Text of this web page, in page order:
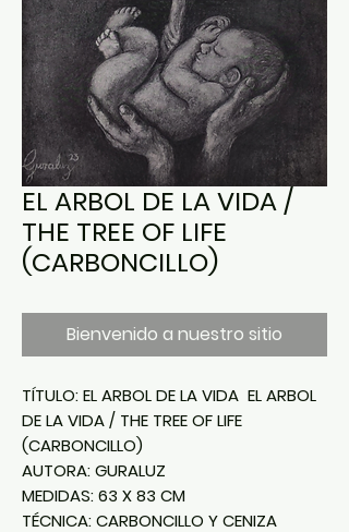
EL ARBOL DE LA VIDA /
THE TREE OF LIFE
(CARBONCILLO)
Bienvenido a nuestro sitio
TÍTULO: EL ARBOL DE LA VIDA EL ARBOL
DE LA VIDA / THE TREE OF LIFE
(CARBONCILLO)
AUTORA: GURALUZ
MEDIDAS: 63 X 83 CM
TÉCNICA: CARBONCILLO Y CENIZA